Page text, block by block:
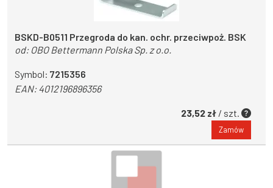
BSKD-B0511 Przegroda do kan. ochr. przeciwpoż. BSK
od: OBO Bettermann Polska Sp. z o.o.
Symbol: 7215356
EAN:4012196896356
23,52 zł / szt.
Zamów